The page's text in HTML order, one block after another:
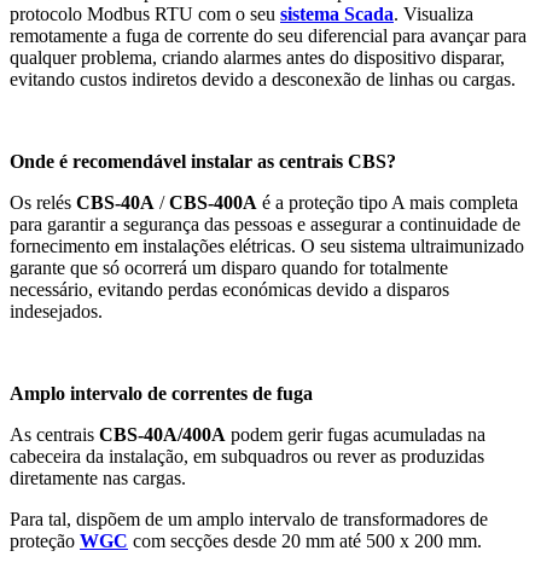
protocolo Modbus RTU com o seu sistema Scada. Visualiza
remotamente a fuga de corrente do seu diferencial para avançar para
qualquer problema, criando alarmes antes do dispositivo disparar,
evitando custos indiretos devido a desconexão de linhas ou cargas.
Onde é recomendável instalar as centrais CBS?
Os relés CBS-40A /CBS-400A é a proteção tipo A mais completa
para garantir a segurança das pessoas e assegurar a continuidade de
fornecimento em instalações elétricas. O seu sistema ultraimunizado
garante que só ocorrerá um disparo quando for totalmente
necessário, evitando perdas económicas devido a disparos
indesejados.
Amplo intervalo de correntes de fuga
As centrais CBS-40A/400A podem gerir fugas acumuladas na
cabeceira da instalação, em subquadros ou rever as produzidas
diretamente nas cargas.
Para tal, dispõem de um amplo intervalo de transformadores de
proteção WGC com secções desde 20 mm até 500 x 200 mm.